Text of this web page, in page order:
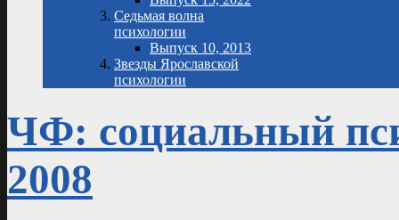
Седьмая волна
психологии
Выпуск 10, 2013
Звезды Ярославской
психологии
ЧФ: социальный
2008